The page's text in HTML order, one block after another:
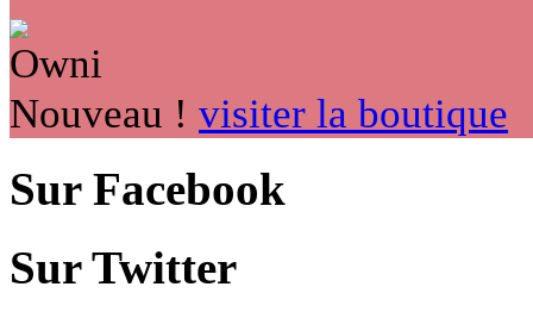
Nouveau ! visiter la boutique
Sur Facebook
Sur Twitter